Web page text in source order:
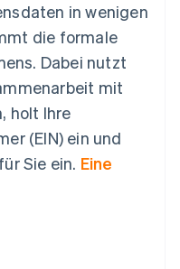
in wenigen
die formale
Dabei nutzt
mit
holt Ihre
(EIN) ein und
Sie ein. Eine